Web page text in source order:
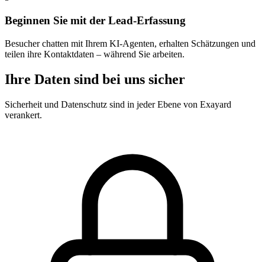
Beginnen Sie mit der Lead-Erfassung
Besucher chatten mit Ihrem KI-Agenten, erhalten Schätzungen und
teilen ihre Kontaktdaten – während Sie arbeiten.
Ihre Daten sind bei uns sicher
Sicherheit und Datenschutz sind in jeder Ebene von Exayard
verankert.